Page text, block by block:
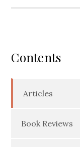
Contents
Articles
Book Reviews